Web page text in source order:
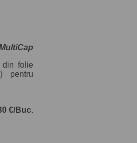
din folie
pentru
€/Buc.